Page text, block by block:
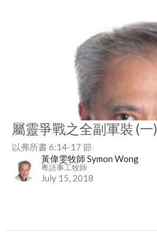
屬靈爭戰之全副軍裝 (一)
以弗所書 6:14-17 節
黃偉雯牧師 Symon Wong
粵語事工牧師
July 15, 2018